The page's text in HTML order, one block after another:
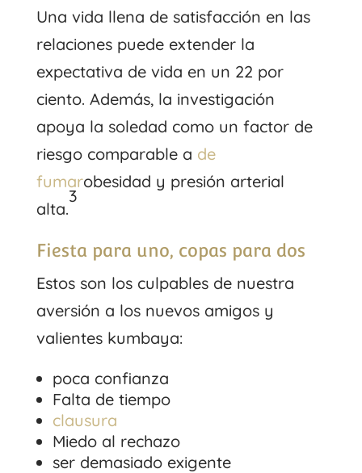
Una vida llena de satisfacción en las
relaciones puede extender la
expectativa de vida en un 22 por
ciento. Además, la investigación
apoya la soledad como un factor de
riesgo comparable a de
fumarobesidad y presión arterial
alta.
3
Fiesta para uno, copas para dos
Estos son los culpables de nuestra
aversión a los nuevos amigos y
valientes kumbaya:
poca confianza
Falta de tiempo
clausura
Miedo al rechazo
ser demasiado exigente